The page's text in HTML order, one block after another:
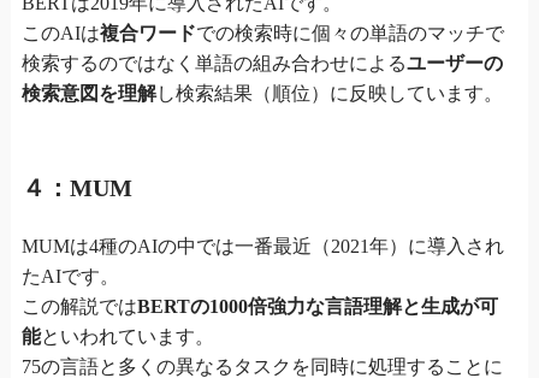
このAIは複合ワードでの検索時に個々の単語のマッチで
検索するのではなく単語の組み合わせによるユーザーの
検索意図を理解し検索結果（順位）に反映しています。
４：MUM
MUMは4種のAIの中では一番最近（2021年）に導入され
たAIです。
この解説ではBERTの1000倍強力な言語理解と生成が可
能といわれています。
75の言語と多くの異なるタスクを同時に処理することに